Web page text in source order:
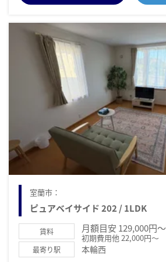
室蘭市：
ピュアベイサイド 202 / 1LDK
賃料 月額目安 129,000円～
初期費用他 22,000円～
最寄り駅 本輪西